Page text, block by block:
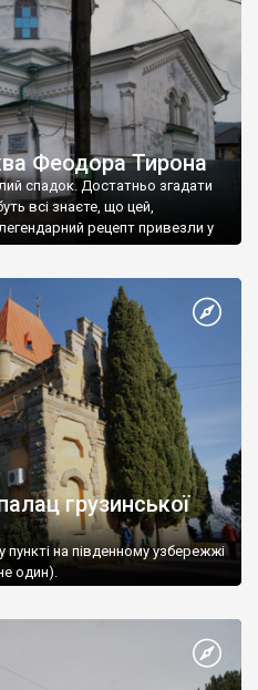
Феодора Тирона
спадок. Достатньо згадати
всі знаєте, що цей,
рецепт привезли у
грузинської
на південному узбережжі
один).